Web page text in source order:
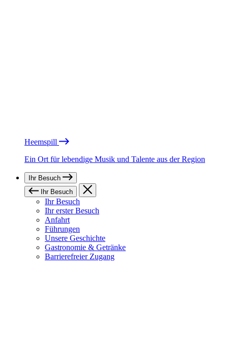
Heemspill
Ein Ort für lebendige Musik und Talente aus der Region
Ihr Besuch
Ihr Besuch
Ihr Besuch
Ihr erster Besuch
Anfahrt
Führungen
Unsere Geschichte
Gastronomie & Getränke
Barrierefreier Zugang